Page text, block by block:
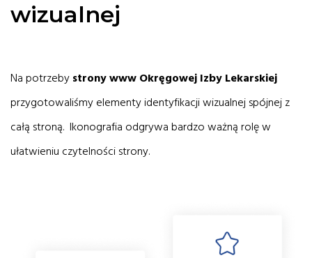
wizualnej
Na potrzeby strony www Okręgowej Izby Lekarskiej
przygotowaliśmy elementy identyfikacji wizualnej spójnej z
całą stroną. Ikonografia odgrywa bardzo ważną rolę w
ułatwieniu czytelności strony.